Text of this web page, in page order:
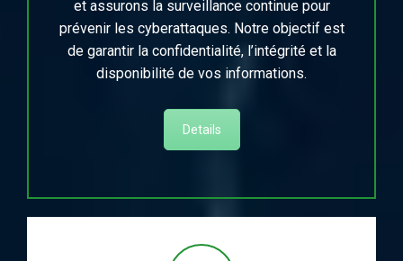
et assurons la surveillance continue pour
prévenir les cyberattaques. Notre objectif est
de garantir la confidentialité, l’intégrité et la
disponibilité de vos informations.
Details